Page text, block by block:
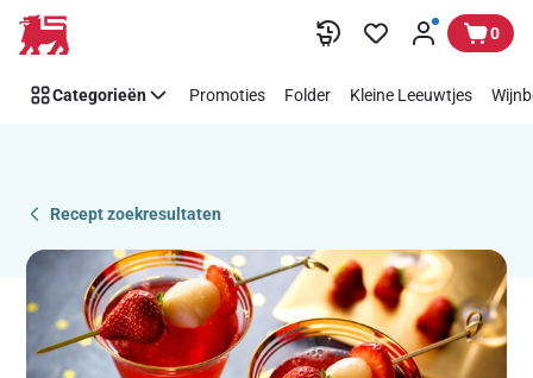
Overslaan
Recipe
Details
0
Categorieën Promoties Folder Kleine Leeuwtjes
Recept zoekresultaten